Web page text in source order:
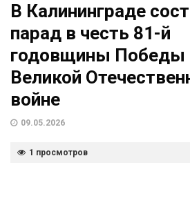
В Калининграде
парад в честь 81-й
годовщины Победы
Великой
войне
09.05.2026
1 просмотров